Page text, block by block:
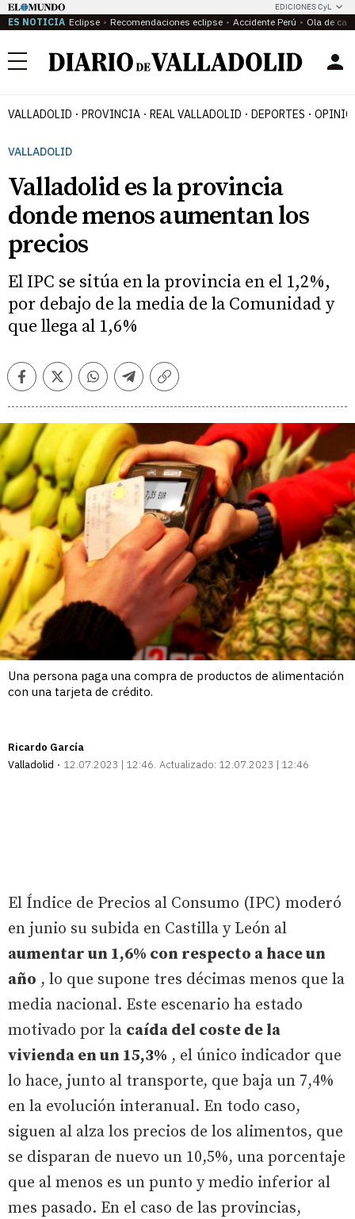
EDICIONES CyL
ES NOTICIA Eclipse Recomendaciones eclipse Accidente Perú Ola de
Menú
VALLADOLID PROVINCIA REAL VALLADOLID DEPORTES
VALLADOLID
Valladolid es la provincia
donde menos aumentan los
precios
El IPC se sitúa en la provincia en el 1,2%,
por debajo de la media de la Comunidad y
que llega al 1,6%
FacebookTwitterWhatsappTelegramCopiar
Una persona paga una compra de productos de alimentación
con una tarjeta de crédito.
Ricardo García
Valladolid
12.07.2023 | 12:46 Actualizado: 12.07.2023 | 12:46
El Índice de Precios al Consumo (IPC) moderó
en junio su subida en Castilla y León al
aumentar un 1,6% con respecto a hace un
año , lo que supone tres décimas menos que la
media nacional. Este escenario ha estado
motivado por la caída del coste de la
vivienda en un 15,3% , el único indicador que
lo hace, junto al transporte, que baja un 7,4%
en la evolución interanual. En todo caso,
siguen al alza los precios de los alimentos, que
se disparan de nuevo un 10,5%, una porcentaje
que al menos es un punto y medio inferior al
mes pasado. En el caso de las provincias,